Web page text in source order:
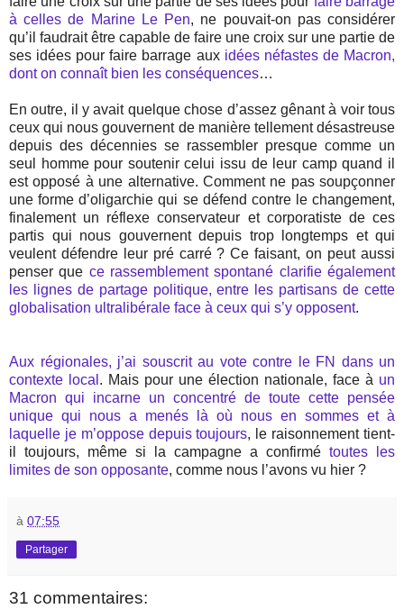
à celles de Marine Le Pen, ne pouvait-on pas considérer
qu’il faudrait être capable de faire une croix sur une partie de
ses idées pour faire barrage aux idées néfastes de Macron,
dont on connaît bien les conséquences…
En outre, il y avait quelque chose d’assez gênant à voir tous
ceux qui nous gouvernent de manière tellement désastreuse
depuis des décennies se rassembler presque comme un
seul homme pour soutenir celui issu de leur camp quand il
est opposé à une alternative. Comment ne pas soupçonner
une forme d’oligarchie qui se défend contre le changement,
finalement un réflexe conservateur et corporatiste de ces
partis qui nous gouvernent depuis trop longtemps et qui
veulent défendre leur pré carré ? Ce faisant, on peut aussi
penser que ce rassemblement spontané clarifie également
les lignes de partage politique, entre les partisans de cette
globalisation ultralibérale face à ceux qui s’y opposent.
Aux régionales, j’ai souscrit au vote contre le FN dans un
contexte local . Mais pour une élection nationale, face à un
Macron qui incarne un concentré de toute cette pensée
unique qui nous a menés là où nous en sommes et à
laquelle je m’oppose depuis toujours, le raisonnement tient-
il toujours, même si la campagne a confirmé toutes les
limites de son opposante, comme nous l’avons vu hier ?
à 07:55
Partager
31 commentaires: